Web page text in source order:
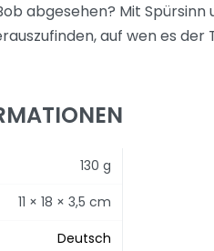
abgesehen? Mit
auf wen es
130 g
11 × 18 × 3,5 cm
Deutsch